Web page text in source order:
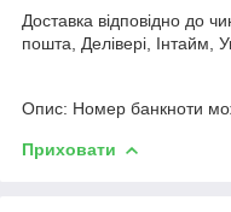
Доставка відповідно до
пошта, Делівері, Інтайм,
Опис: Номер банкноти
Приховати